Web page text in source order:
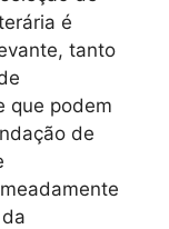
é
tanto
que podem
de